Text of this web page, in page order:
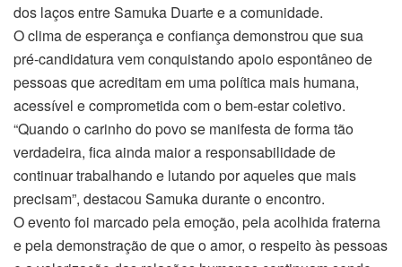
dos laços entre Samuka Duarte e a comunidade.
O clima de esperança e confiança demonstrou que sua
pré-candidatura vem conquistando apoio espontâneo de
pessoas que acreditam em uma política mais humana,
acessível e comprometida com o bem-estar coletivo.
“Quando o carinho do povo se manifesta de forma tão
verdadeira, fica ainda maior a responsabilidade de
continuar trabalhando e lutando por aqueles que mais
precisam”, destacou Samuka durante o encontro.
O evento foi marcado pela emoção, pela acolhida fraterna
e pela demonstração de que o amor, o respeito às pessoas